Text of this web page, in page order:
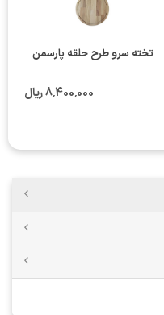
تخته سرو طرح حلقه پارسمن
8٬400٬000 ریال